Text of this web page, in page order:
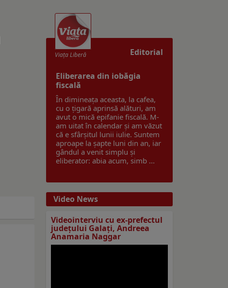
Editorial
Viaţa Liberă
Eliberarea din iobăgia
fiscală
În dimineața aceasta, la cafea,
cu o țigară aprinsă alături, am
avut o mică epifanie fiscală. M-
am uitat în calendar și am văzut
că e sfârșitul lunii iulie. Suntem
aproape la șapte luni din an, iar
gândul a venit simplu și
eliberator: abia acum, simb ...
Video News
Videointerviu cu ex-prefectul
judeţului Galaţi, Andreea
Anamaria Naggar